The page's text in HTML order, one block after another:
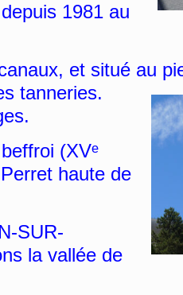
1981 au
et situé au
tanneries.
(XVᵉ
haute de
SUR-
la vallée de